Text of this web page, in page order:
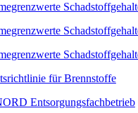
für Brennstoffe
Entsorgungsfachbetrieb